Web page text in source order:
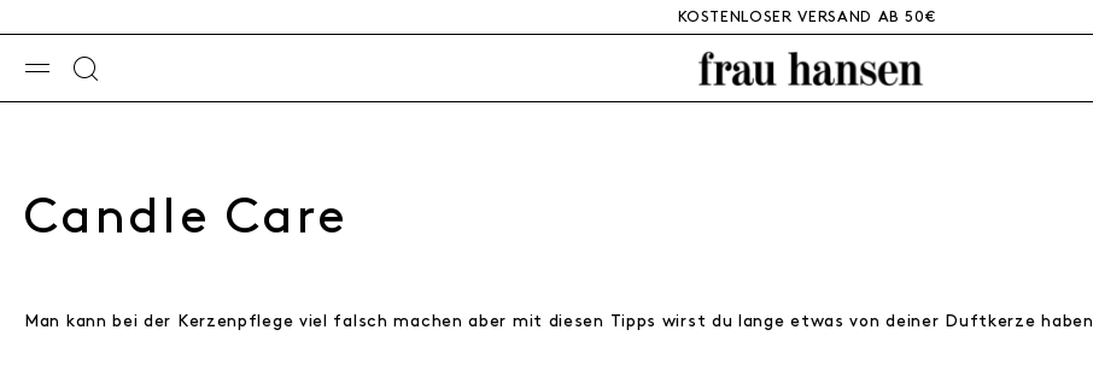
KOSTENLOSER VERSAND AB 50€
Candle Care
Man kann bei der Kerzenpflege viel falsch machen aber mit diesen Tipps wirst du lange etwas von deiner Duftkerze haben